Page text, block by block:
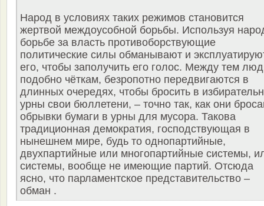
Народ в условиях таких режимов становится
жертвой междоусобной борьбы. Используя
борьбе за власть противоборствующие
политические силы обманывают и
его, чтобы заполучить его голос. Между тем
подобно чёткам, безропотно передвигаются в
длинных очередях, чтобы бросить в
урны свои бюллетени, – точно так, как они
обрывки бумаги в урны для мусора. Такова
традиционная демократия, господствующая в
нынешнем мире, будь то однопартийные,
двухпартийные или многопартийные системы,
системы, вообще не имеющие партий. Отсюда
ясно, что парламентское представительство –
обман .